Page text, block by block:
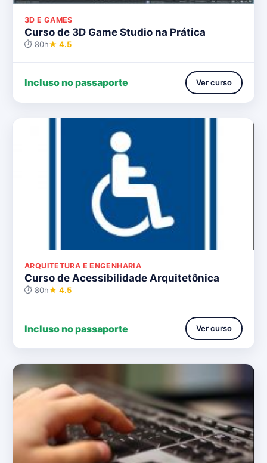
3D E GAMES
Curso de 3D Game Studio na Prática
⏱ 80h★ 4.5
Incluso no passaporte Ver curso
ARQUITETURA E ENGENHARIA
Curso de Acessibilidade Arquitetônica
⏱ 80h★ 4.5
Incluso no passaporte Ver curso